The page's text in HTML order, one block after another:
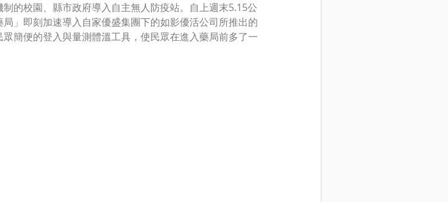
的校園、縣市政府導入自主無人防疫站。自上週末5.15公
」即刻加速導入自家優盛集團下的如影優活公司所推出的
簡便的登入與量測體溫工具，使民眾在進入藥局前多了一